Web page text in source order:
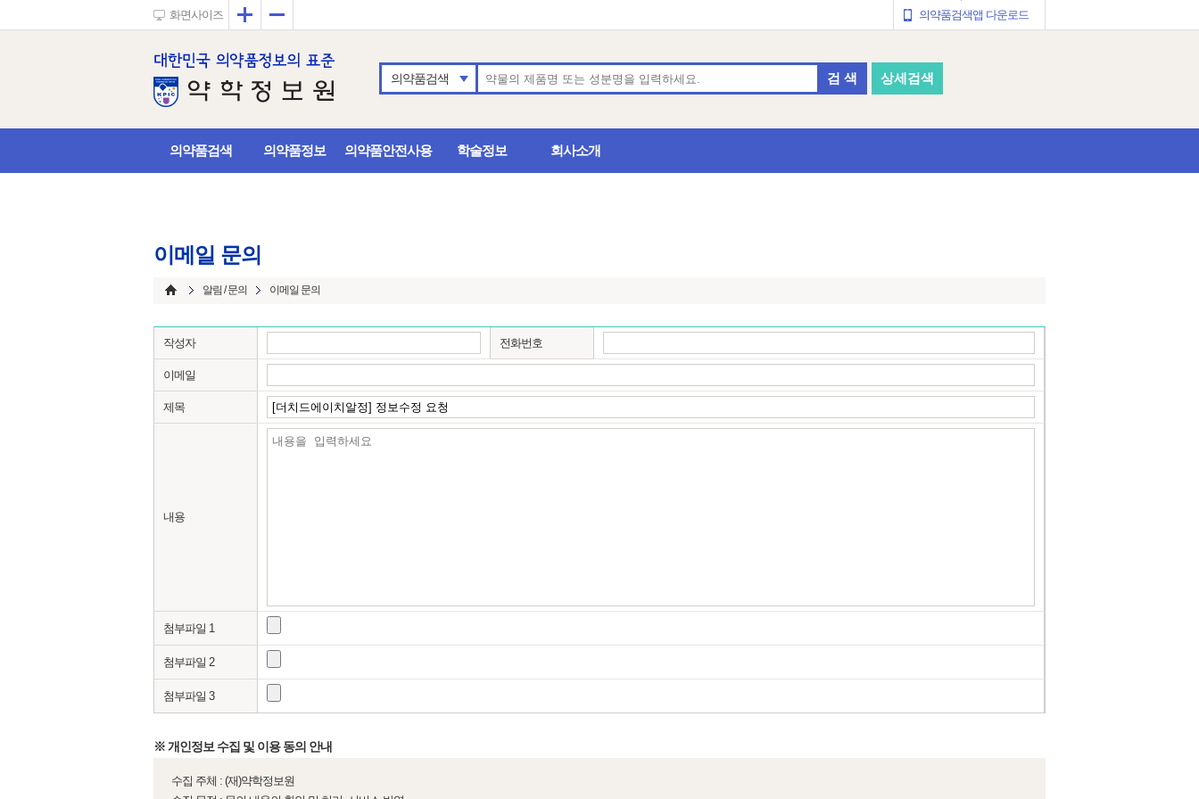
화면사이즈 확대 의약품검색앱 다운로드
의약품검색 검 색 상세검색
의약품검색 의약품정보 의약품안전사용 학술정보 회사소개
이메일 문의
알림 / 문의 이메일 문의
작성자 전화번호
이메일
제목
내용
첨부파일 1
첨부파일 2
첨부파일 3
※ 개인정보 수집 및 이용 동의 안내
수집 주체 : (재)약학정보원